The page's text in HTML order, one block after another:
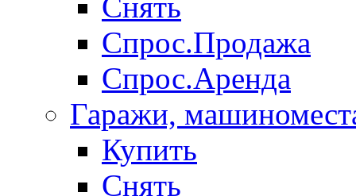
Спрос.Продажа
Спрос.Аренда
Гаражи,
Купить
Снять